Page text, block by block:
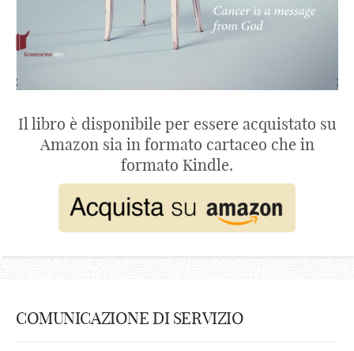
Il libro è disponibile per essere acquistato su
Amazon sia in formato cartaceo che in
formato Kindle.
COMUNICAZIONE DI SERVIZIO